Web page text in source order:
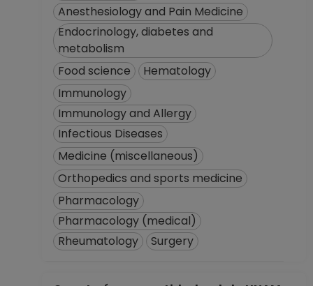
Anesthesiology and Pain Medicine
Endocrinology, diabetes and
metabolism
Food science
Hematology
Immunology
Immunology and Allergy
Infectious Diseases
Medicine (miscellaneous)
Orthopedics and sports medicine
Pharmacology
Pharmacology (medical)
Rheumatology
Surgery